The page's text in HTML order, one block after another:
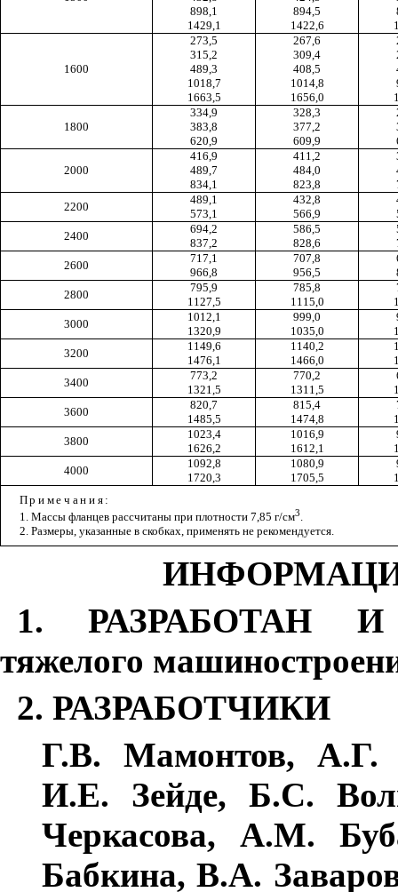
898,1
894,5
1429,1
1422,6
1600
273,5 267,6
315,2
309,4
489,3
408,5
1018,7
1014,8
1663,5
1656,0
1800
334,9 328,3
383,8
377,2
620,9
609,9
2000
416,9 411,2
489,7
484,0
834,1
823,8
2200
489,1 432,8
573,1
566,9
2400
694,2 586,5
837,2
828,6
2600
717,1 707,8
966,8
956,5
2800
795,9 785,8
1127,5
1115,0
3000
1012,1 999,0
1320,9
1035,0
3200
1149,6 1140,2
1476,1
1466,0
3400
773,2 770,2
1321,5
1311,5
3600
820,7 815,4
1485,5
1474,8
3800
1023,4 1016,9
1626,2
1612,1
4000
1092,8 1080,9
1720,3
1705,5
Примечания :
1. Массы фланцев рассчитаны при плотности 7,85 г/см3.
2. Размеры, указанные в скобках, применять не рекомендуется.
1. РАЗРАБОТАН И
тяжелого
2. РАЗРАБОТЧИКИ
Г.В. Мамонтов, А.Г.
И.Е. Зейде, Б.С.
Черкасова, А.М.
Бабкина, В.А.